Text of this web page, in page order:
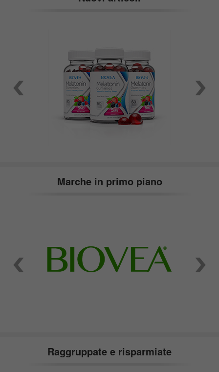
Marche in primo piano
Raggruppate e risparmiate